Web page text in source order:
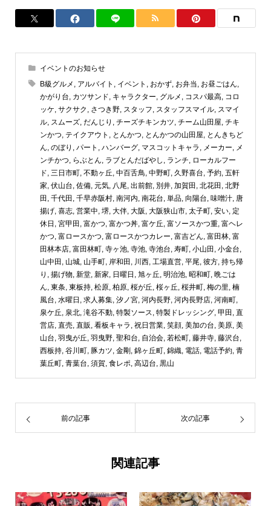
イベントのお知らせ
B級グルメ , アルバイト , イベント , おかず, お弁当, お昼ごはん,
かがり台, カツサンド, キャラクター, グルメ , コスパ最高, コロ
ッケ, サクサク , さつき野, スタッフ, スタッフスマイル, スマイ
ル, スムーズ, だんじり , チーズチキンカツ, チーム山田屋, チキ
ンかつ, テイクアウト , とんかつ, とんかつの山田屋, とんきちど
ん, のぼり , パート , ハンバーグ, マスコットキャラ , メーカー, メ
ンチかつ, らぶとん, ラブとんだばやし , ランチ, ローカルフー
ド, 三日市町, 不動ヶ丘, 中百舌鳥, 中野町, 久野喜台, 予約, 五軒
家, 伏山台, 佐備, 元気, 八尾, 出前館, 別井, 加賀田 , 北花田 , 北野
田 , 千代田 , 千早赤阪村, 南河内, 南花台, 単品, 向陽台, 味噌汁, 唐
揚げ, 喜志, 営業中, 堺, 大伴, 大阪 , 大阪狭山市, 太子町, 安い, 定
休日 , 宮甲田 , 富かつ, 富かつ丼, 富ケ丘, 富ソースかつ重, 富ヘレ
かつ, 富ロースかつ, 富ロースかつカレー, 富吉どん, 富田林, 富
田林本店, 富田林町, 寺ヶ池, 寺池, 寺池台, 寿町, 小山田 , 小金台,
山中田 , 山城, 山手町, 岸和田 , 川西, 工場直営, 平尾, 彼方, 持ち帰
り , 揚げ物, 新堂, 新家, 日曜日 , 旭ヶ丘, 明治池, 昭和町, 晩ごは
ん, 東条, 東板持, 松原, 柏原, 桜が丘, 桜ヶ丘, 桜井町, 梅の里, 楠
風台, 水曜日 , 求人募集, 汐ノ宮, 河内長野, 河内長野店, 河南町,
泉ケ丘, 泉北, 滝谷不動, 特製ソース, 特製ドレッシング, 甲田 , 直
営店, 直売, 直販 , 看板キャラ , 祝日営業, 笑顔, 美加の台, 美原, 美
山台, 羽曳が丘, 羽曳野, 聖和台, 自治会, 若松町, 藤井寺, 藤沢台,
西板持, 谷川町, 豚カツ, 金剛 , 錦ヶ丘町, 錦織, 電話, 電話予約, 青
葉丘町, 青葉台, 須賀, 食レポ, 高辺台, 黒山
前の記事 次の記事
関連記事